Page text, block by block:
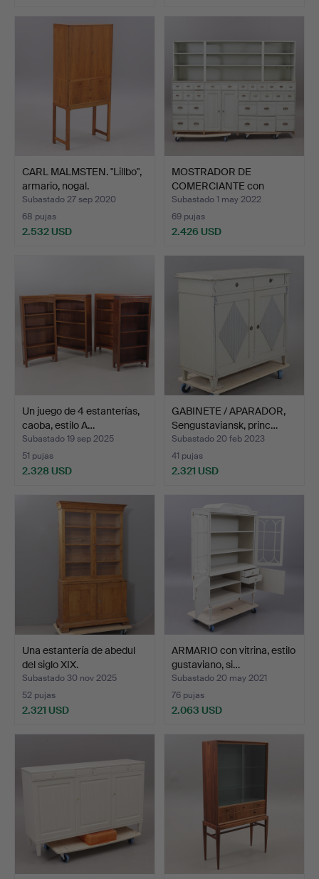
CARL MALMSTEN. "Lillbo",
armario, nogal.
Subastado 27 sep 2020
68 pujas
2.532 USD
MOSTRADOR DE
COMERCIANTE con
estante, prin…
Subastado 1 may 2022
69 pujas
2.426 USD
Un juego de 4 estanterías,
caoba, estilo A…
Subastado 19 sep 2025
51 pujas
2.328 USD
GABINETE / APARADOR,
Sengustaviansk, princ…
Subastado 20 feb 2023
41 pujas
2.321 USD
Una estantería de abedul
del siglo XIX.
Subastado 30 nov 2025
52 pujas
2.321 USD
ARMARIO con vitrina, estilo
gustaviano, si…
Subastado 20 may 2021
76 pujas
2.063 USD